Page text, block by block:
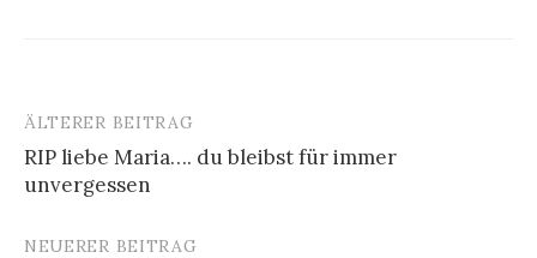
Beitrags-
Navigation
ÄLTERER BEITRAG
RIP liebe Maria…. du bleibst für immer
unvergessen
NEUERER BEITRAG